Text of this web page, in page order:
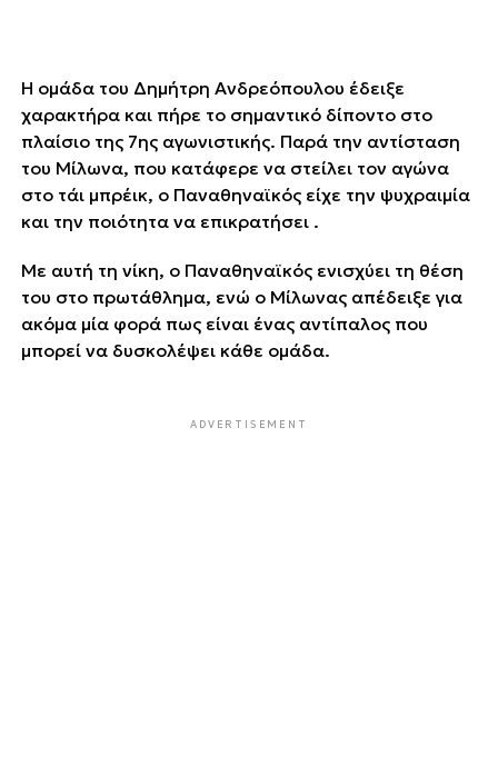
Η ομάδα του Δημήτρη Ανδρεόπουλου έδειξε
χαρακτήρα και πήρε το σημαντικό δίποντο στο
πλαίσιο της 7ης αγωνιστικής. Παρά την αντίσταση
του Μίλωνα, που κατάφερε να στείλει τον αγώνα
στο τάι μπρέικ, ο Παναθηναϊκός είχε την ψυχραιμία
και την ποιότητα να επικρατήσει .
Με αυτή τη νίκη, ο Παναθηναϊκός ενισχύει τη θέση
του στο πρωτάθλημα, ενώ ο Μίλωνας απέδειξε για
ακόμα μία φορά πως είναι ένας αντίπαλος που
μπορεί να δυσκολέψει κάθε ομάδα.
ADVERTISEMENT